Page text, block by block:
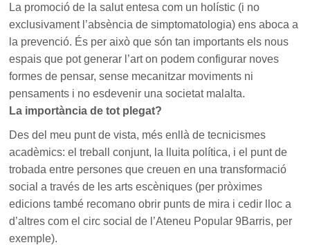
La promoció de la salut entesa com un holístic (i no
exclusivament l’absència de simptomatologia) ens aboca a
la prevenció. És per això que són tan importants els nous
espais que pot generar l’art on podem configurar noves
formes de pensar, sense mecanitzar moviments ni
pensaments i no esdevenir una societat malalta.
La importància de tot plegat?
Des del meu punt de vista, més enllà de tecnicismes
acadèmics: el treball conjunt, la lluita política, i el punt de
trobada entre persones que creuen en una transformació
social a través de les arts escèniques (per pròximes
edicions també recomano obrir punts de mira i cedir lloc a
d’altres com el circ social de l’Ateneu Popular 9Barris, per
exemple).